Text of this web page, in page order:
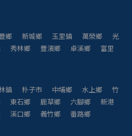
鄉 新城鄉 玉里鎮 萬榮鄉
光
秀林鄉 豐濱鄉 卓溪鄉
富里
鎮 朴子市 中埔鄉 水上鄉
竹
東石鄉 鹿草鄉 六腳鄉
新港
溪口鄉 義竹鄉
番路鄉